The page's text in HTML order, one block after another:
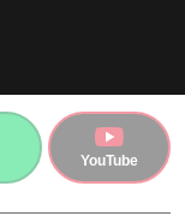
YouTube